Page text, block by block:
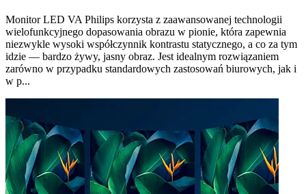
Monitor LED VA Philips korzysta z zaawansowanej technologii
wielofunkcyjnego dopasowania obrazu w pionie, która zapewnia
niezwykle wysoki współczynnik kontrastu statycznego, a co za tym
idzie — bardzo żywy, jasny obraz. Jest idealnym rozwiązaniem
zarówno w przypadku standardowych zastosowań biurowych, jak i
w p...